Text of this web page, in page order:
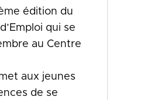
édition du
qui se
au Centre
aux jeunes
de se